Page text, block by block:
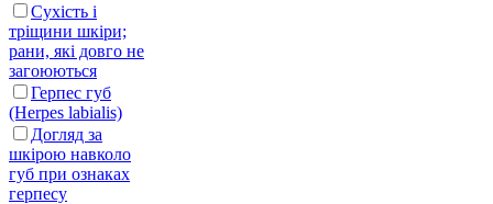
Сухість і
тріщини шкіри;
рани, які довго не
загоюються
Герпес губ
(Herpes labialis)
Догляд за
шкірою навколо
губ при ознаках
герпесу